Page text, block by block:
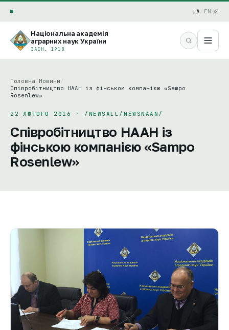
UA EN
Національна академія
аграрних наук України
ЗАСН. 1918
Головна Новини
Співробітництво НААН із фінською компанією «Sampo
Rosenlew»
22 ЛЮТОГО 2016 · /NEWSALL/NEWSNAAN/
Співробітництво НААН із
фінською компанією «Sampo
Rosenlew»